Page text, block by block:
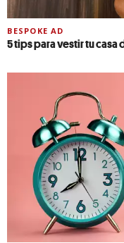
BESPOKE AD
5 tips para vestir tu casa